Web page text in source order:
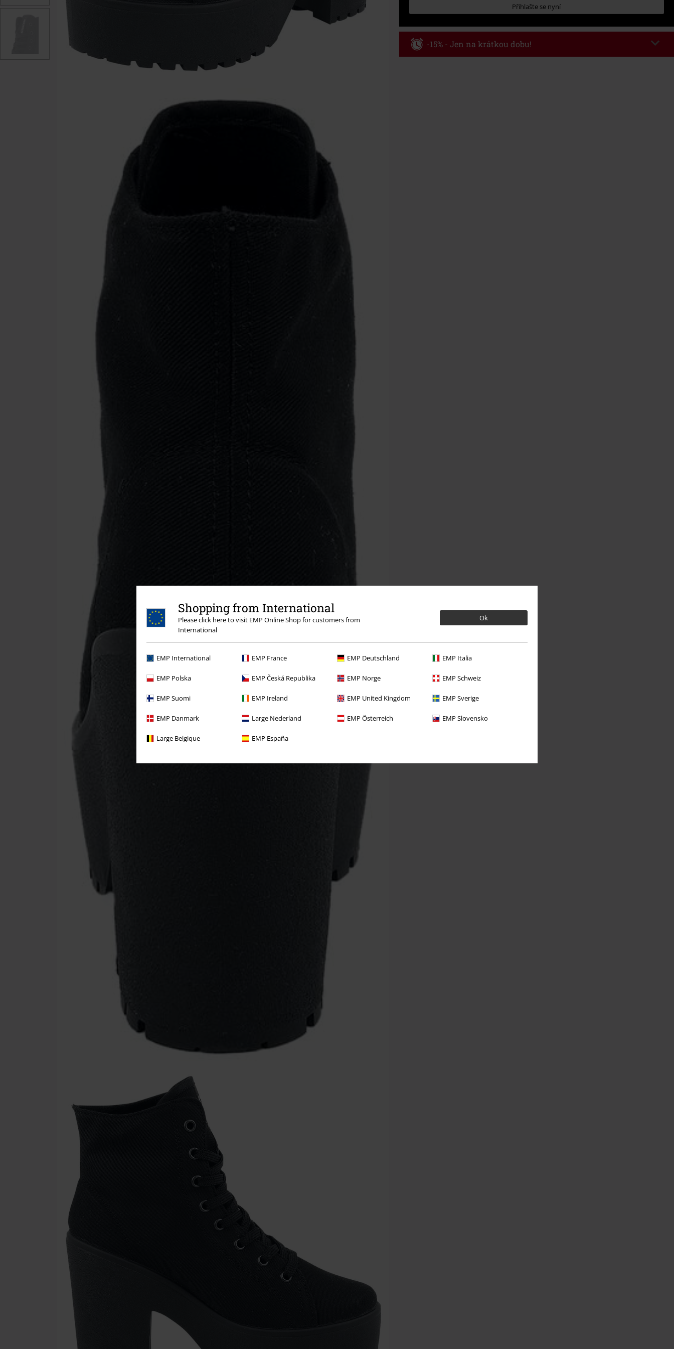
Shopping from International
Please click here to visit EMP Online Shop for customers from
International
Ok
EMP International EMP France EMP Deutschland EMP Italia
EMP Polska EMP Česká Republika EMP Norge EMP Schweiz
EMP Suomi EMP Ireland EMP United Kingdom EMP Sverige
EMP Danmark Large Nederland EMP Österreich EMP Slovensko
Large Belgique EMP España
Přihlašte se nyní
-15% - Jen na krátkou dobu!